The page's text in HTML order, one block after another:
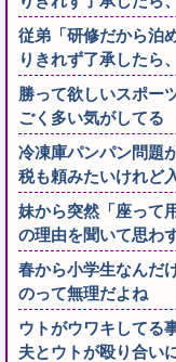
従弟「研修だから泊
りきれず了承したら
勝って欲しいスポー
ごく多い気がしてる
冷凍庫パンパン問題
税も頼みたいけれど
妹から突然「座って
の理由を聞いて思わ
春から小学生なんだ
のって無理だよね
ウトがウワキしてる
夫とウトが殴り合い